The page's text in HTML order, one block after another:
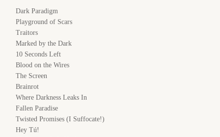
Dark Paradigm
Playground of Scars
Traitors
Marked by the Dark
10 Seconds Left
Blood on the Wires
The Screen
Brainrot
Where Darkness Leaks In
Fallen Paradise
Twisted Promises (I Suffocate!)
Hey Tú!